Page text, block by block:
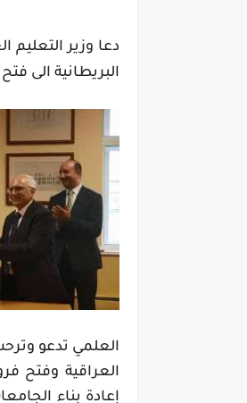
دعا وزير التعليم
البريطانية الى
العلمي تدعو
العراقية وفتح
إعادة بناء